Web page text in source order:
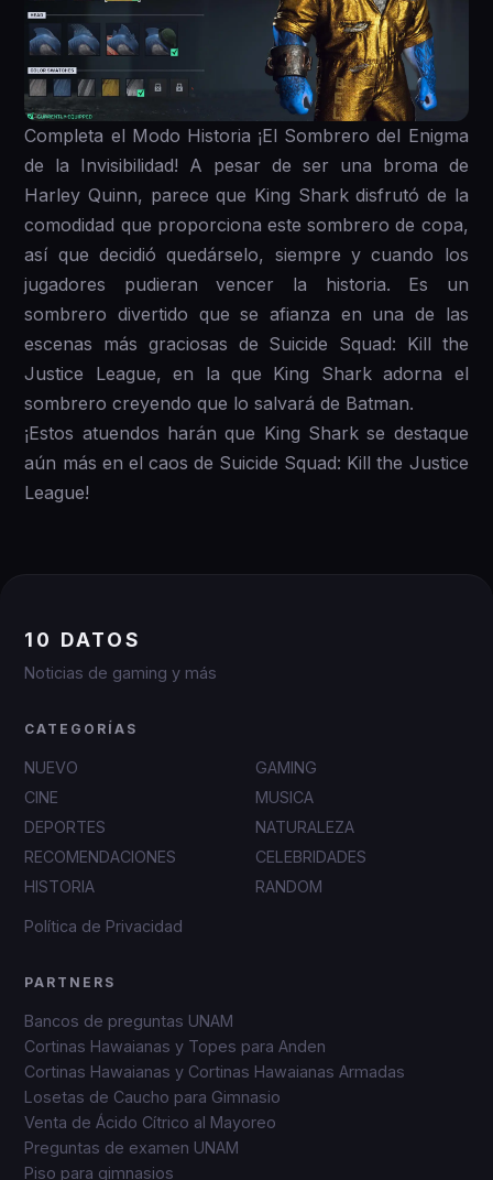
Completa el Modo Historia ¡El Sombrero del Enigma
de la Invisibilidad! A pesar de ser una broma de
Harley Quinn, parece que King Shark disfrutó de la
comodidad que proporciona este sombrero de copa,
así que decidió quedárselo, siempre y cuando los
jugadores pudieran vencer la historia. Es un
sombrero divertido que se afianza en una de las
escenas más graciosas de Suicide Squad: Kill the
Justice League, en la que King Shark adorna el
sombrero creyendo que lo salvará de Batman.
¡Estos atuendos harán que King Shark se destaque
aún más en el caos de Suicide Squad: Kill the Justice
League!
10 DATOS
Noticias de gaming y más
CATEGORÍAS
NUEVO
GAMING
CINE
MUSICA
DEPORTES
NATURALEZA
RECOMENDACIONES
CELEBRIDADES
HISTORIA
RANDOM
Política de Privacidad
PARTNERS
Bancos de preguntas UNAM
Cortinas Hawaianas y Topes para Anden
Cortinas Hawaianas y Cortinas Hawaianas Armadas
Losetas de Caucho para Gimnasio
Venta de Ácido Cítrico al Mayoreo
Preguntas de examen UNAM
Piso para gimnasios